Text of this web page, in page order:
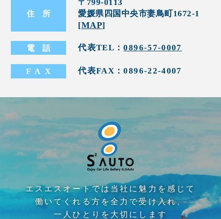
住 所
〒799-0113
愛媛県四国中央市妻鳥町1672-1
[MAP]
電話 代表TEL：0896-57-0007
FA X 代表FAX：0896-22-4007
エスエスオートでは当社に魅力を感じて
働いてくれる方を全力で受け入れ、
一人ひとりを大切にします